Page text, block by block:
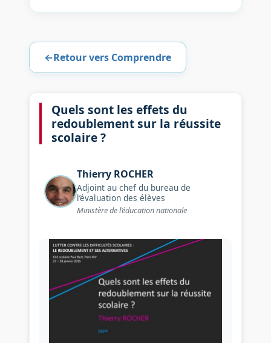
←Retour vers Comprendre
Quels sont les effets du
redoublement sur la réussite
scolaire ?
Thierry ROCHER
Adjoint au chef du bureau de
l’évaluation des élèves
Ministère de l’éducation nationale
Image illustrant : Quels sont